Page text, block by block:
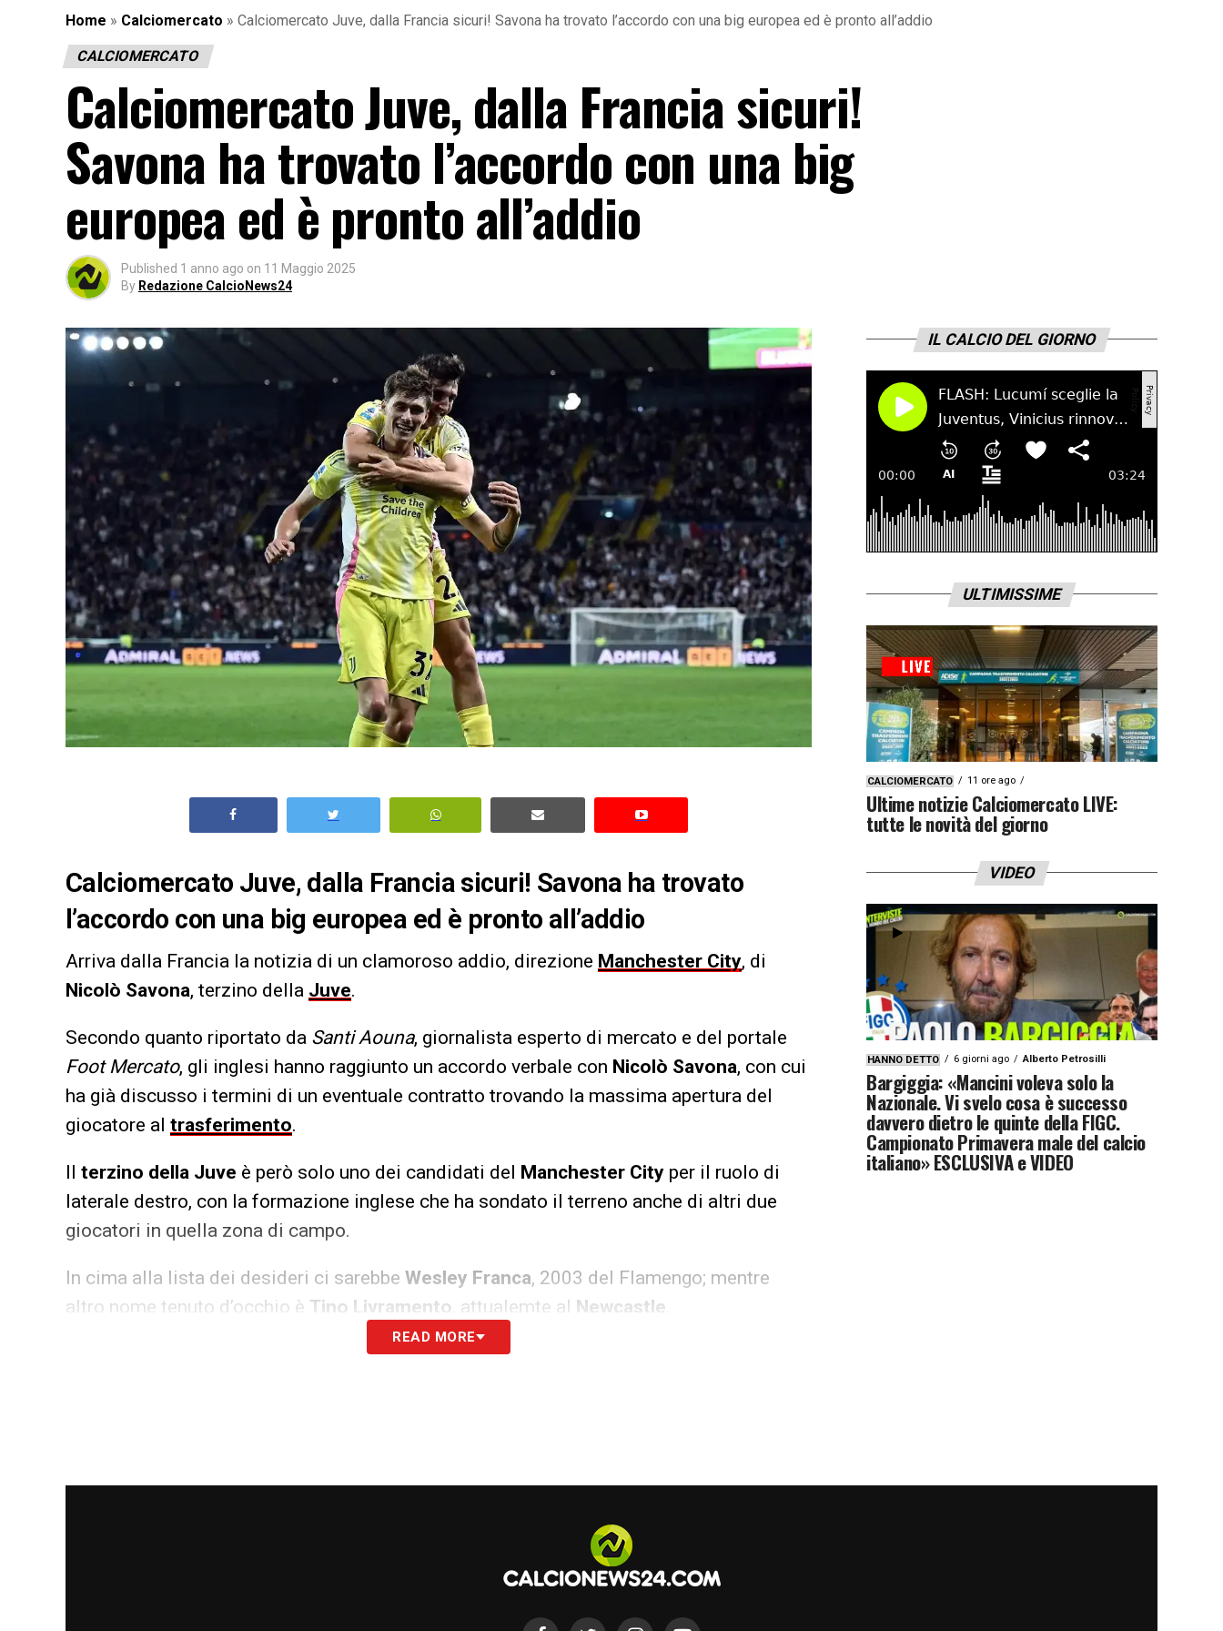
Home » Calciomercato » Calciomercato Juve, dalla Francia sicuri! Savona ha trovato l’accordo con una big europea ed è pronto all’addio
CALCIOMERCATO
Calciomercato Juve, dalla Francia sicuri!
Savona ha trovato l’accordo con una big
europea ed è pronto all’addio
Published 1 anno ago on 11 Maggio 2025
By Redazione CalcioNews24
Calciomercato Juve, dalla Francia sicuri! Savona ha trovato
l’accordo con una big europea ed è pronto all’addio
Arriva dalla Francia la notizia di un clamoroso addio, direzione Manchester City, di
Nicolò Savona, terzino della Juve.
Secondo quanto riportato da Santi Aouna, giornalista esperto di mercato e del portale
Foot Mercato, gli inglesi hanno raggiunto un accordo verbale con Nicolò Savona, con cui
ha già discusso i termini di un eventuale contratto trovando la massima apertura del
giocatore al trasferimento.
Il terzino della Juve è però solo uno dei candidati del Manchester City per il ruolo di
laterale destro, con la formazione inglese che ha sondato il terreno anche di altri due
giocatori in quella zona di campo.
In cima alla lista dei desideri ci sarebbe Wesley Franca, 2003 del Flamengo; mentre
altro nome tenuto d’occhio è Tino Livramento , attualemte al Newcastle
, dopo il rinnovo ad agosto, è in scadenza 30 giugno 2029 e secondo
READ MORE
IL CALCIO DEL GIORNO
ULTIMISSIME
CALCIOMERCATO 11 ore ago
Ultime notizie Calciomercato LIVE:
tutte le novità del giorno
VIDEO
HANNO DETTO 6 giorni ago Alberto Petrosilli
Bargiggia: «Mancini voleva solo la
Nazionale. Vi svelo cosa è successo
davvero dietro le quinte della FIGC.
Campionato Primavera male del calcio
italiano» ESCLUSIVA e VIDEO